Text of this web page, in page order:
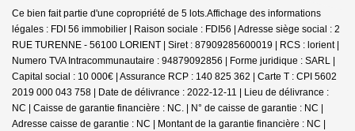
Ce bien fait partie d'une copropriété de 5 lots.Affichage des informations
légales : FDI 56 immobilier | Raison sociale : FDI56 | Adresse siège social : 2
RUE TURENNE - 56100 LORIENT | Siret : 87909285600019 | RCS : lorient |
Numero TVA Intracommunautaire : 94879092856 | Forme juridique : SARL |
Capital social : 10 000€ | Assurance RCP : 140 825 362 | Carte T : CPI 5602
2019 000 043 758 | Date de délivrance : 2022-12-11 | Lieu de délivrance :
NC | Caisse de garantie financière : NC. | N° de caisse de garantie : NC |
Adresse caisse de garantie : NC | Montant de la garantie financière : NC |